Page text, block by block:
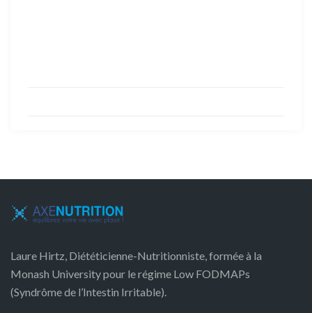
Laure Hirtz, Diététicienne-Nutritionniste, formée à la
Monash University pour le régime Low FODMAPs
(Syndrôme de l’Intestin Irritable).